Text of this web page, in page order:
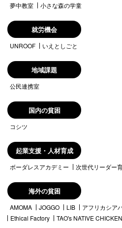
夢中教室 小さな森の学童
就労機会
UNROOF いえとしごと
地域課題
公民連携室
国内の貧困
コシツ
起業支援・人材育成
ボーダレスアカデミー 次世代リーダー
海外の貧困
AMOMA JOGGO LIB アフリカシア
Ethical Factory
TAO's NATIVE CHICKEN